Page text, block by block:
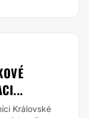
Královské